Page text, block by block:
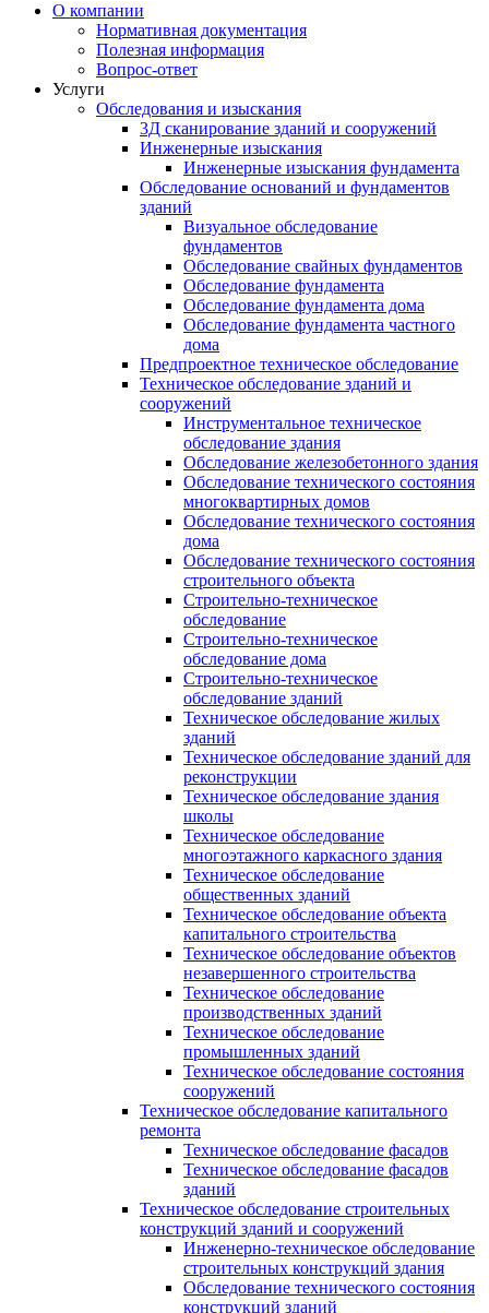
О компании
Нормативная документация
Полезная информация
Вопрос-ответ
Услуги
Обследования и изыскания
3Д сканирование зданий и сооружений
Инженерные изыскания
Инженерные изыскания фундамента
Обследование оснований и фундаментов
зданий
Визуальное обследование
фундаментов
Обследование свайных фундаментов
Обследование фундамента
Обследование фундамента дома
Обследование фундамента частного
дома
Предпроектное техническое обследование
Техническое обследование зданий и
сооружений
Инструментальное техническое
обследование здания
Обследование железобетонного здания
Обследование технического состояния
многоквартирных домов
Обследование технического состояния
дома
Обследование технического состояния
строительного объекта
Строительно-техническое
обследование
Строительно-техническое
обследование дома
Строительно-техническое
обследование зданий
Техническое обследование жилых
зданий
Техническое обследование зданий для
реконструкции
Техническое обследование здания
школы
Техническое обследование
многоэтажного каркасного здания
Техническое обследование
общественных зданий
Техническое обследование объекта
капитального строительства
Техническое обследование объектов
незавершенного строительства
Техническое обследование
производственных зданий
Техническое обследование
промышленных зданий
Техническое обследование состояния
сооружений
Техническое обследование капитального
ремонта
Техническое обследование фасадов
Техническое обследование фасадов
зданий
Техническое обследование строительных
конструкций зданий и сооружений
Инженерно-техническое обследование
строительных конструкций здания
Обследование технического состояния
конструкций зданий